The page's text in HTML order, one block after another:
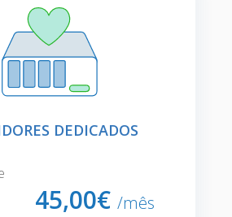
DEDICADOS
45,00€ /mês